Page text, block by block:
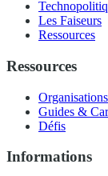
Les Faiseurs
Ressources
Ressources
Organisations
Guides &
Défis
Informations